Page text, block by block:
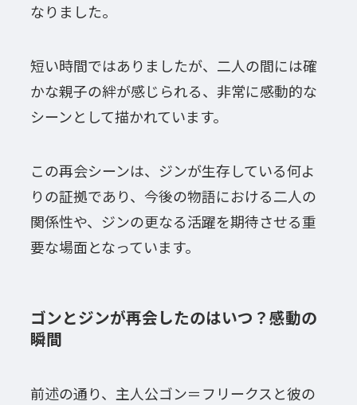
なりました。
短い時間ではありましたが、二人の間には確
かな親子の絆が感じられる、非常に感動的な
シーンとして描かれています。
この再会シーンは、ジンが生存している何よ
りの証拠であり、今後の物語における二人の
関係性や、ジンの更なる活躍を期待させる重
要な場面となっています。
ゴンとジンが再会したのはいつ？感動の
瞬間
前述の通り、主人公ゴン＝フリークスと彼の